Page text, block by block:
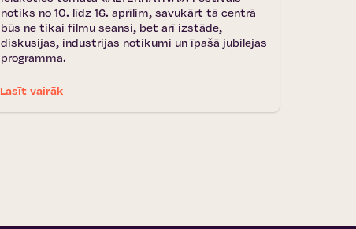
notiks no 10. līdz 16. aprīlim, savukārt tā centrā
būs ne tikai filmu seansi, bet arī izstāde,
diskusijas, industrijas notikumi un īpašā jubilejas
programma.
Lasīt vairāk